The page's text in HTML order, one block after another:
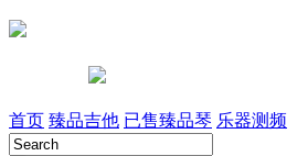
首页 臻品吉他 已售臻品琴 乐器测频